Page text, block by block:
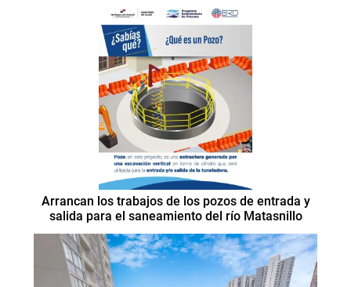
Arrancan los trabajos de los pozos de entrada y
salida para el saneamiento del río Matasnillo